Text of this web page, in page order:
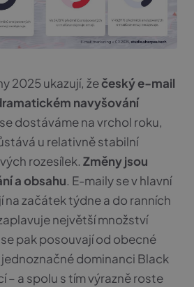
2025 ukazují, žečeský e-mail
navyšování
dostáváme na vrchol roku,
u relativně stabilní
rozesílek. Změny jsou
a obsahu. E-maily se v hlavní
na začátek týdne a do ranních
největší množství
pak posouvají od obecné
dominanci Black
– a spolu s tím výrazně roste
nefungoval. Drží vaši volbu z této
formulář před roboty.
Provider /
Doména
YouTube
.youtube.com